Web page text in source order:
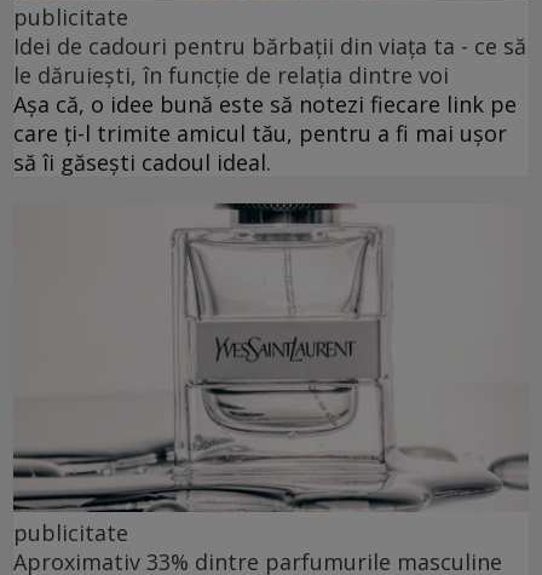
publicitate
Idei de cadouri pentru bărbații din viața ta - ce să
le dăruiești, în funcție de relația dintre voi
Așa că, o idee bună este să notezi fiecare link pe
care ți-l trimite amicul tău, pentru a fi mai ușor
să îi găsești cadoul ideal.
publicitate
Aproximativ 33% dintre parfumurile masculine